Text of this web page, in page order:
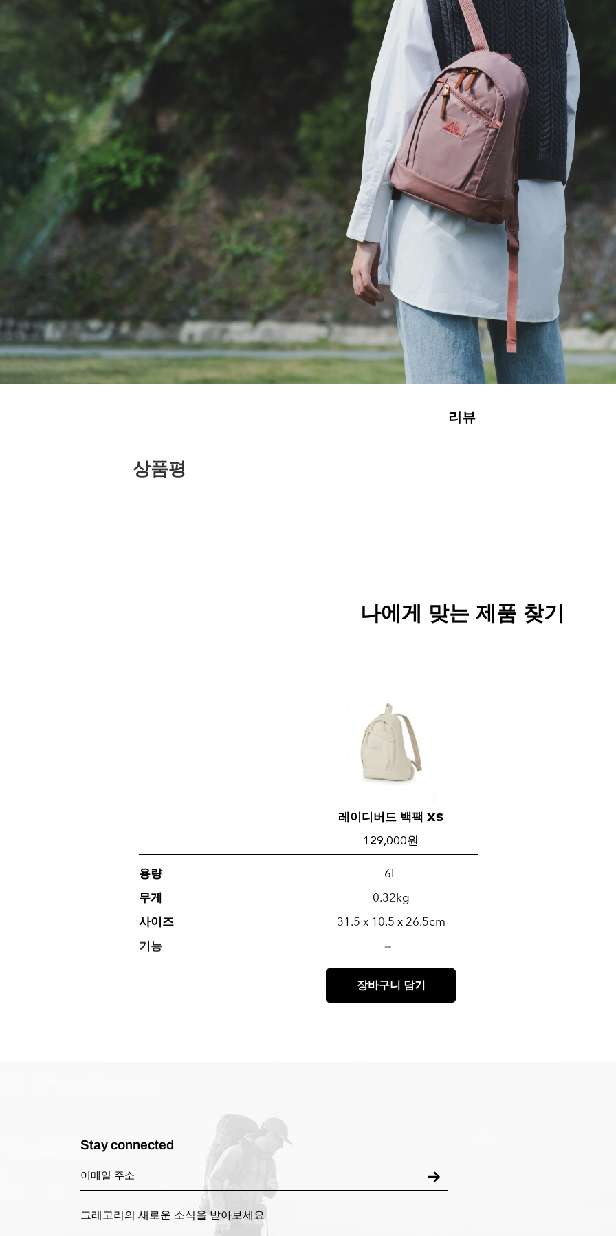
리뷰
나에게 맞는 제품 찾기
레이디버드 백팩 XS
129,000 원
용량 6L
무게 0.32kg
사이즈 31.5 x 10.5 x 26.5cm
기능 --
장바구니 담기
Stay connected
그레고리의 새로운 소식을 받아보세요